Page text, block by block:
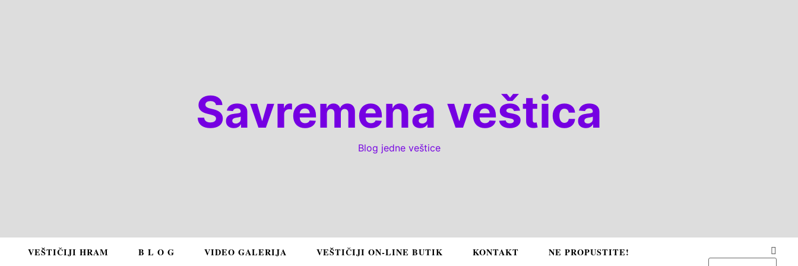
Savremena veštica
Blog jedne veštice
VEŠTIČIJI HRAM B L O G VIDEO GALERIJA VEŠTIČIJI ON-LINE BUTIK KONTAKT NE PROPUSTITE!